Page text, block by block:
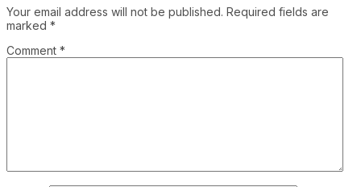
Your email address will not be published. Required fields are
marked *
Comment *